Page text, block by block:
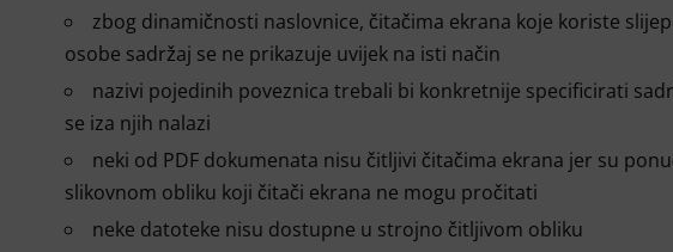
zbog dinamičnosti naslovnice, čitačima ekrana koje koriste
osobe sadržaj se ne prikazuje uvijek na isti način
nazivi pojedinih poveznica trebali bi konkretnije specificirati
se iza njih nalazi
neki od PDF dokumenata nisu čitljivi čitačima ekrana jer su
slikovnom obliku koji čitači ekrana ne mogu pročitati
neke datoteke nisu dostupne u strojno čitljivom obliku